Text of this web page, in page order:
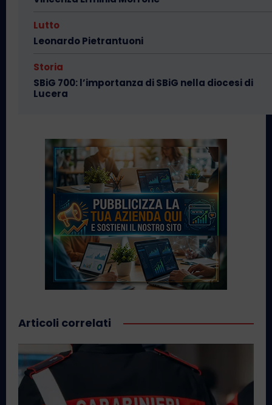
Lutto
Leonardo Pietrantuoni
Storia
SBiG 700: l’importanza di SBiG nella diocesi di
Lucera
Articoli correlati